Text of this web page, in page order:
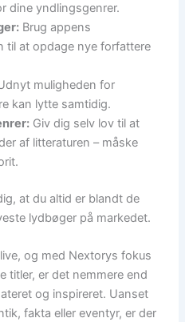
dine yndlingsgenrer.
Brug appens
til at opdage nye forfattere
muligheden for
kan lytte samtidig.
Giv dig selv lov til at
af litteraturen – måske
at du altid er blandt de
lydbøger på markedet.
og med Nextorys fokus
titler, er det nemmere end
og inspireret. Uanset
fakta eller eventyr, er der